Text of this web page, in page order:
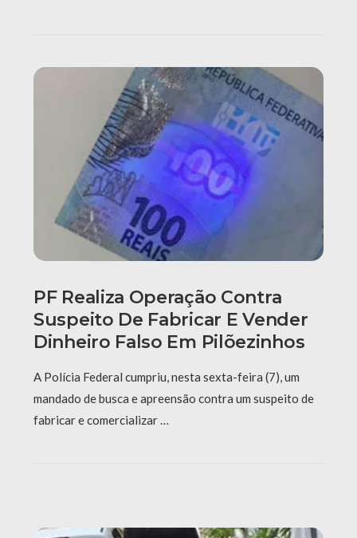
PF Realiza Operação Contra
Suspeito De Fabricar E Vender
Dinheiro Falso Em Pilõezinhos
A Polícia Federal cumpriu, nesta sexta-feira (7), um
mandado de busca e apreensão contra um suspeito de
fabricar e comercializar …